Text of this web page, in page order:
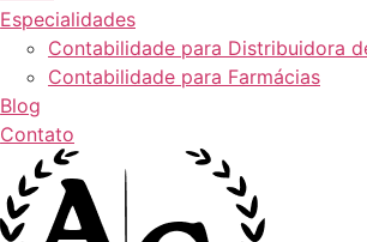
Especialidades
Contabilidade para Distribuidora
Contabilidade para Farmácias
Blog
Contato